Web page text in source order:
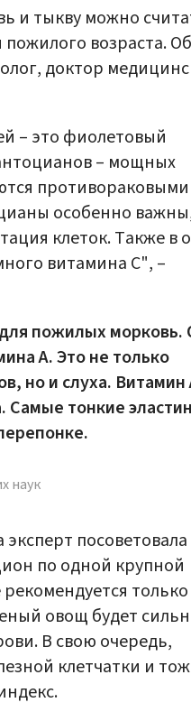
и тыкву можно
возраста.
доктор
– это фиолетовый
– мощных
противораковыми
особенно
клеток. Также в
витамина C", –
пожилых морковь.
A. Это не только
но и слуха. Витамин
Самые тонкие
наук
посоветовала
по одной крупной
овощ будет
В свою очередь,
клетчатки и